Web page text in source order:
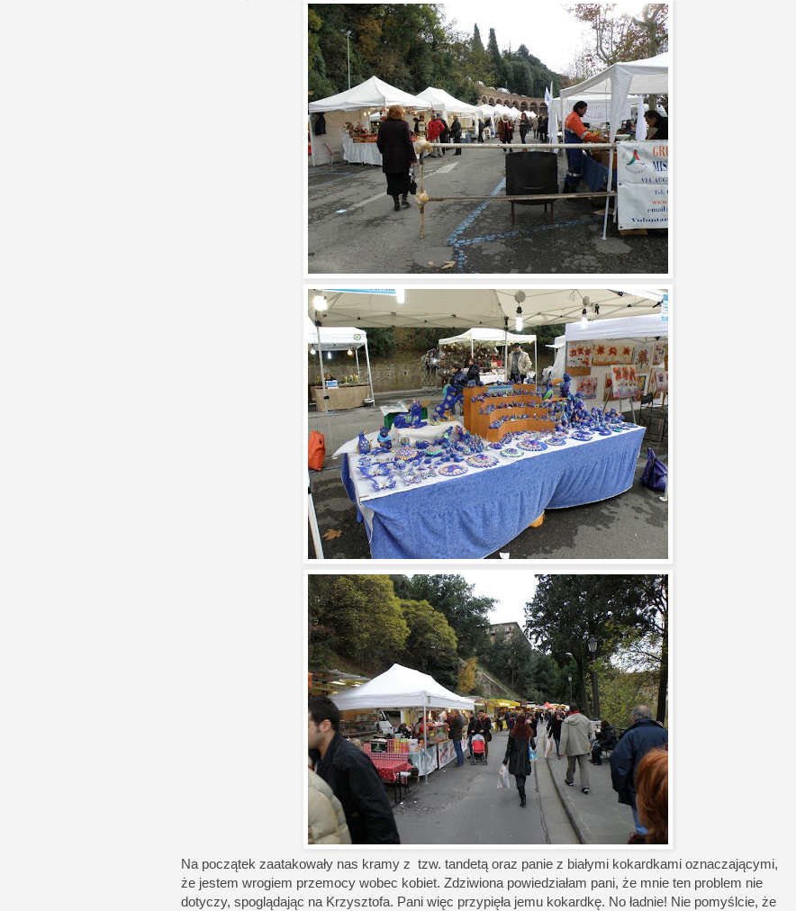
Na początek zaatakowały nas kramy z tzw. tandetą oraz panie z białymi kokardkami oznaczającymi,
że jestem wrogiem przemocy wobec kobiet. Zdziwiona powiedziałam pani, że mnie ten problem nie
dotyczy, spoglądając na Krzysztofa. Pani więc przypięła jemu kokardkę. No ładnie! Nie pomyślcie, że